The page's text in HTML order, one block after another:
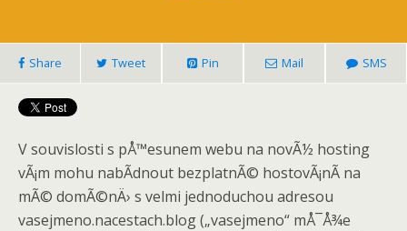
Share Tweet Pin Mail SMS
V souvislosti s pÅ™esunem webu na novÃ½ hosting
vÃ¡m mohu nabÃ­dnout bezplatnÃ© hostovÃ¡nÃ­ na
mÃ© domÃ©nÄ› s velmi jednoduchou adresou
vasejmeno.nacestach.blog („vasejmeno“ mÅ¯Å¾e